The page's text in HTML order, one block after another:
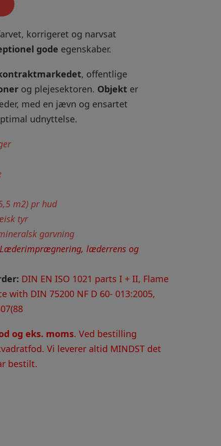
korrigeret og narvsat
gode egenskaber.
, offentlige
og plejesektoren. Objekt er
med en jævn og ensartet
udnyttelse.
m2) pr hud
tyr
garvning
Læderimprægnering, læderrens og
DIN EN ISO 1021 parts I + II, Flame
with DIN 75200 NF D 60- 013:2005,
og eks. moms. Ved bestilling
Vi leverer altid MINDST det
bestilt.